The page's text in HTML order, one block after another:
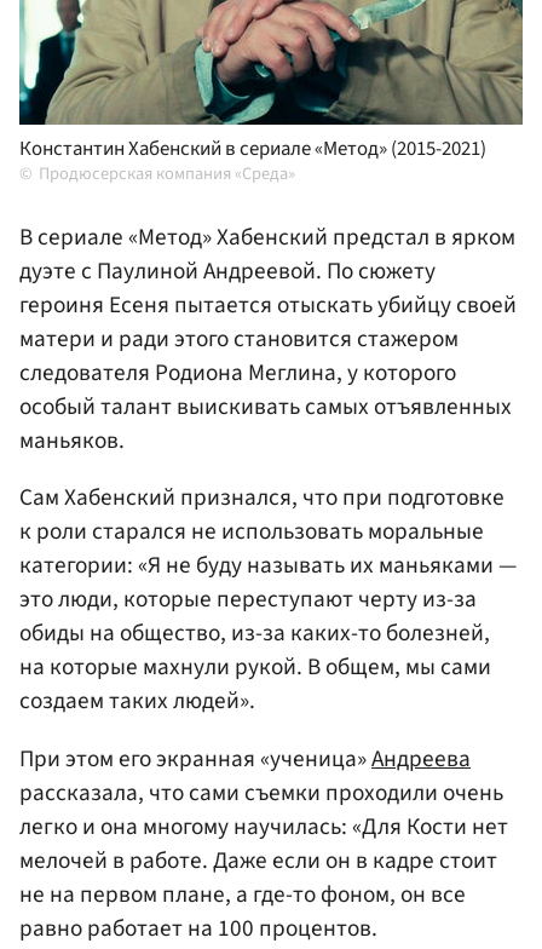
Константин Хабенский в сериале «Метод» (2015-2021)
Продюсерская компания «Среда»
В сериале «Метод» Хабенский предстал в ярком
дуэте с Паулиной Андреевой. По сюжету
героиня Есеня пытается отыскать убийцу своей
матери и ради этого становится стажером
следователя Родиона Меглина, у которого
особый талант выискивать самых отъявленных
маньяков.
Сам Хабенский признался, что при подготовке
к роли старался не использовать моральные
категории: «Я не буду называть их маньяками —
это люди, которые переступают черту из-за
обиды на общество, из-за каких-то болезней,
на которые махнули рукой. В общем, мы сами
создаем таких людей».
При этом его экранная «ученица»Андреева
рассказала, что сами съемки проходили очень
легко и она многому научилась: «Для Кости нет
мелочей в работе. Даже если он в кадре стоит
не на первом плане, а где-то фоном, он все
равно работает на 100 процентов.